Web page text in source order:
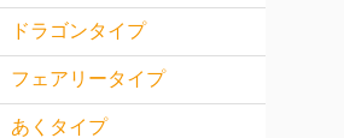
ドラゴンタイプ
フェアリータイプ
あくタイプ